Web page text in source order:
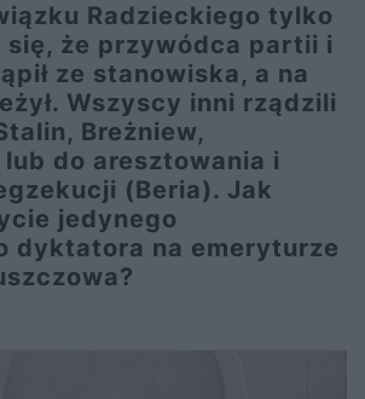
Radzieckiego tylko
się, że przywódca partii i
ze stanowiska, a na
Wszyscy inni rządzili
Breżniew,
do aresztowania i
(Beria). Jak
jedynego
dyktatora na emeryturze